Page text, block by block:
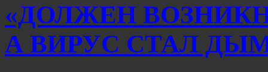
«ДОЛЖЕН
А ВИРУС СТАЛ